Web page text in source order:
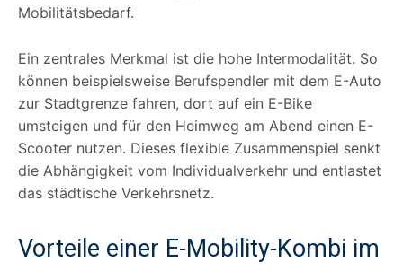
Mobilitätsbedarf.
Ein zentrales Merkmal ist die hohe Intermodalität. So
können beispielsweise Berufspendler mit dem E-Auto
zur Stadtgrenze fahren, dort auf ein E-Bike
umsteigen und für den Heimweg am Abend einen E-
Scooter nutzen. Dieses flexible Zusammenspiel senkt
die Abhängigkeit vom Individualverkehr und entlastet
das städtische Verkehrsnetz.
Vorteile einer E-Mobility-Kombi im